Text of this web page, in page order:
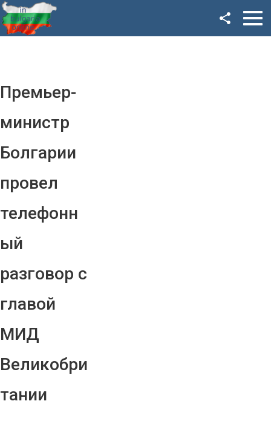
Премьер-
министр
Болгарии
провел
телефонн
ый
разговор с
главой
МИД
Великобри
тании